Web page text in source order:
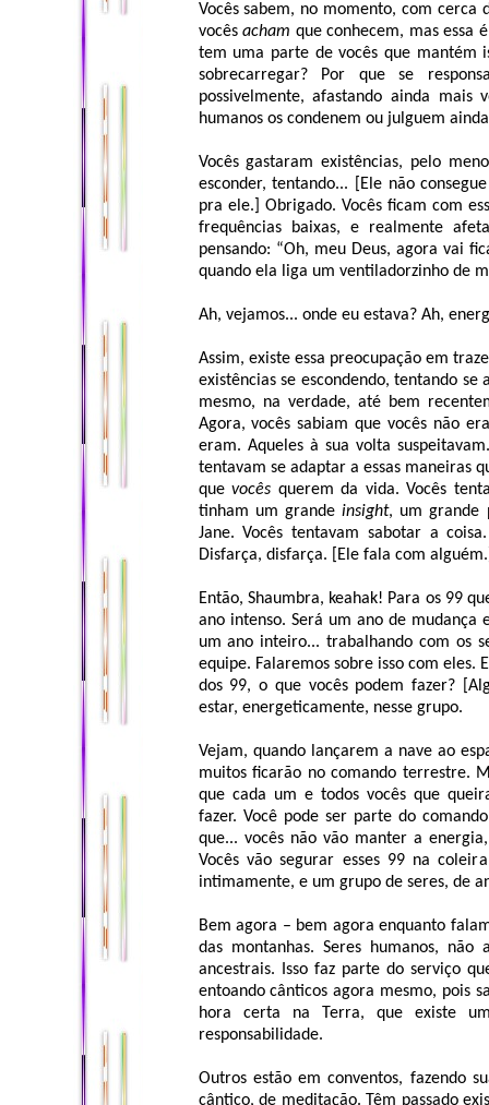
Vocês sabem, no momento, com cerca
vocês acham que conhecem, mas essa
tem uma parte de vocês que mantém
sobrecarregar? Por que se
possivelmente, afastando ainda mais
humanos os condenem ou julguem
Vocês gastaram existências, pelo
esconder, tentando... [Ele não
pra ele.] Obrigado. Vocês ficam com
frequências baixas, e realmente
pensando: “Oh, meu Deus, agora vai
quando ela liga um ventiladorzinho de
Ah, vejamos... onde eu estava? Ah,
Assim, existe essa preocupação em
existências se escondendo, tentando se
mesmo, na verdade, até bem
Agora, vocês sabiam que vocês não
eram. Aqueles à sua volta
tentavam se adaptar a essas maneiras
quevocês querem da vida. Vocês
tinham um grande insight, um grande
Jane. Vocês tentavam sabotar a
Disfarça, disfarça. [Ele fala com
Então, Shaumbra, keahak! Para os 99
ano intenso. Será um ano de mudança
um ano inteiro... trabalhando com os
equipe. Falaremos sobre isso com
dos 99, o que vocês podem fazer?
estar, energeticamente, nesse grupo.
Vejam, quando lançarem a nave ao
muitos ficarão no comando terrestre.
que cada um e todos vocês que
fazer. Você pode ser parte do
que... vocês não vão manter a
Vocês vão segurar esses 99 na
intimamente, e um grupo de seres, de
Bem agora – bem agora enquanto
das montanhas. Seres humanos,
ancestrais. Isso faz parte do serviço
entoando cânticos agora mesmo, pois
hora certa na Terra, que existe
responsabilidade.
Outros estão em conventos, fazendo
cântico, de meditação. Têm passado